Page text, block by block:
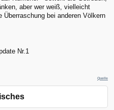
aber wer weiß, vielleicht
bei anderen Völkern
Nr.1
Quelle